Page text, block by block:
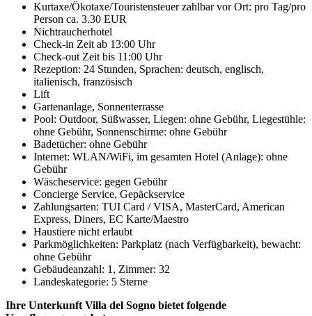
Kurtaxe/Ökotaxe/Touristensteuer zahlbar vor Ort: pro Tag/pro
Person ca. 3.30 EUR
Nichtraucherhotel
Check-in Zeit ab 13:00 Uhr
Check-out Zeit bis 11:00 Uhr
Rezeption: 24 Stunden, Sprachen: deutsch, englisch,
italienisch, französisch
Lift
Gartenanlage, Sonnenterrasse
Pool: Outdoor, Süßwasser, Liegen: ohne Gebühr, Liegestühle:
ohne Gebühr, Sonnenschirme: ohne Gebühr
Badetücher: ohne Gebühr
Internet: WLAN/WiFi, im gesamten Hotel (Anlage): ohne
Gebühr
Wäscheservice: gegen Gebühr
Concierge Service, Gepäckservice
Zahlungsarten: TUI Card / VISA, MasterCard, American
Express, Diners, EC Karte/Maestro
Haustiere nicht erlaubt
Parkmöglichkeiten: Parkplatz (nach Verfügbarkeit), bewacht:
ohne Gebühr
Gebäudeanzahl: 1, Zimmer: 32
Landeskategorie: 5 Sterne
Ihre Unterkunft Villa del Sogno bietet folgende